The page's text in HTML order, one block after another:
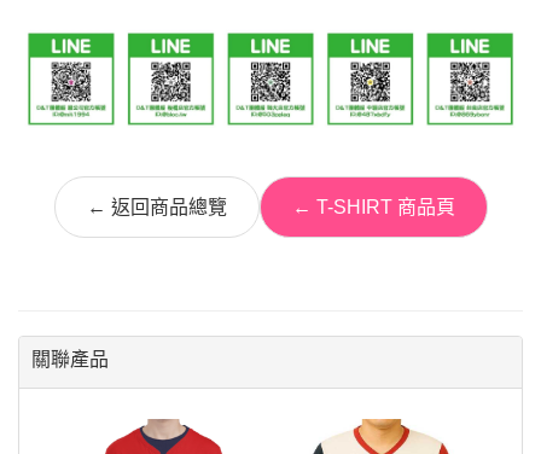
← 返回商品總覽 ← T-SHIRT 商品頁
關聯產品